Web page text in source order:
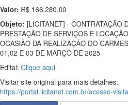
Valor: R$ 166.280,00
Objeto: [LICITANET] - CONTRATAÇÃO
PRESTAÇÃO DE SERVIÇOS E
OCASIÃO DA REALIZAÇÃO DO
01,02 E 03 DE MARÇO DE 2025
Edital: Clique aqui
Visitar site original para mais detalhes:
https://portal.licitanet.com.br/acesso-